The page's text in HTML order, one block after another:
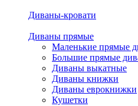
Диваны-кровати
Диваны прямые
Маленькие прямые
Большие прямые
Диваны выкатные
Диваны книжки
Диваны еврокнижки
Кушетки